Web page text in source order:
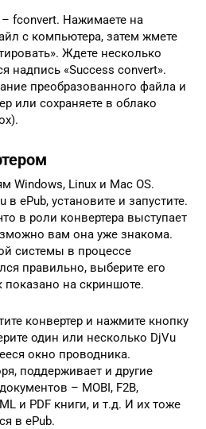
fconvert. Нажимаете на
с компьютера, затем жмете
Ждете несколько
надпись «Success convert».
преобразованного файла и
или сохраняете в облако
Windows, Linux и Mac OS.
в ePub, установите и запустите.
в роли конвертера выступает
вам она уже знакома.
системы в процессе
правильно, выберите его
показано на скриншоте.
конвертер и нажмите кнопку
один или несколько DjVu
окно проводника.
поддерживает и другие
– MOBI, F2B,
и PDF книги, и т.д. И их тоже
в ePub.